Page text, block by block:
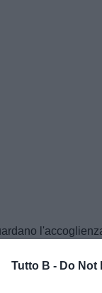
Tutto B - Do Not
ospiti, il